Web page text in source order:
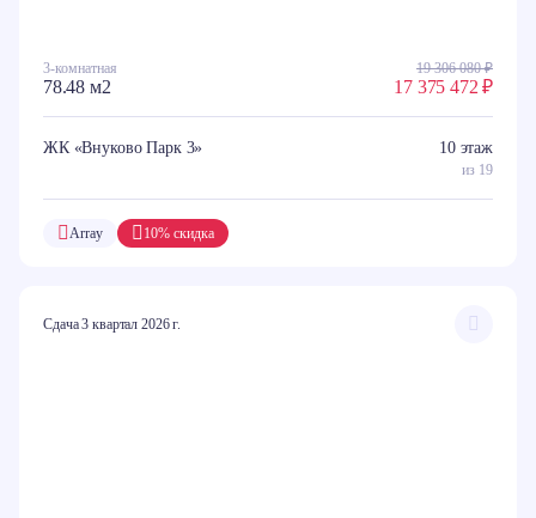
3-комнатная
78.48 м2
19 306 080 ₽
17 375 472 ₽
ЖК «Внуково Парк 3» 10 этаж
из 19
10% скидка
Array
Сдача 3 квартал 2026 г.